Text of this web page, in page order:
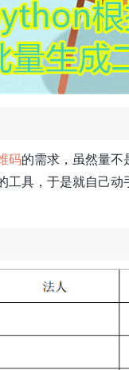
码的需求，虽然量不
工具，于是就自己动